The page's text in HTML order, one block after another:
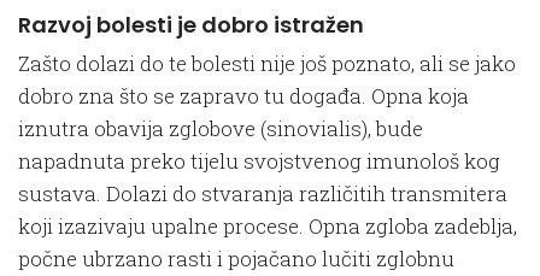
Razvoj bolesti je dobro istražen
Zašto dolazi do te bolesti nije još poznato, ali se jako
dobro zna što se zapravo tu događa. Opna koja
iznutra obavija zglobove (sinovialis), bude
napadnuta preko tijelu svojstvenog imunološ kog
sustava. Dolazi do stvaranja različitih transmitera
koji izazivaju upalne procese. Opna zgloba zadeblja,
počne ubrzano rasti i pojačano lučiti zglobnu